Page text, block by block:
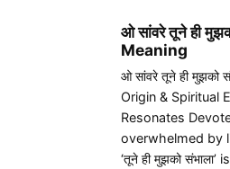
ओ सांवरे तूने ही
Meaning
ओ सांवरे तूने ही मुझको
Origin & Spiritual
Resonates
overwhelmed by
‘तूने ही मुझको